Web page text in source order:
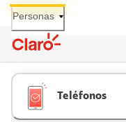
Skip
Content
Personas
Teléfonos